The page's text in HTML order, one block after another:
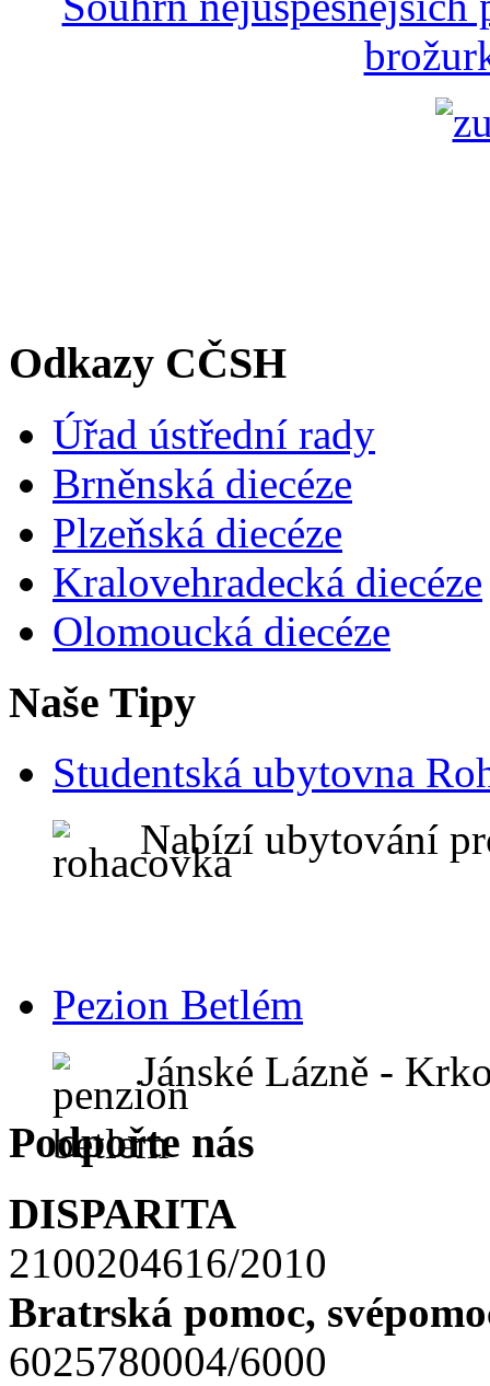
Odkazy CČSH
Úřad ústřední rady
Brněnská diecéze
Plzeňská diecéze
Kralovehradecká diecéze
Olomoucká diecéze
Naše Tipy
Studentská ubytovna
Nabízí ubytování
Pezion Betlém
Jánské Lázně -
Podpořte nás
DISPARITA
2100204616/2010
Bratrská pomoc,
6025780004/6000